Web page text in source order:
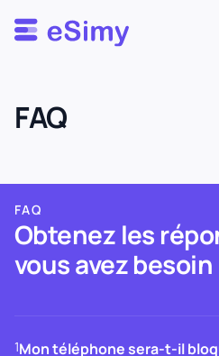
Esimy
FAQ
FAQ
Obtenez les
vous avez besoin
1Mon téléphone sera-t-il